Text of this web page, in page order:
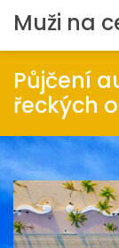
Muži na
Půjčení
řeckých